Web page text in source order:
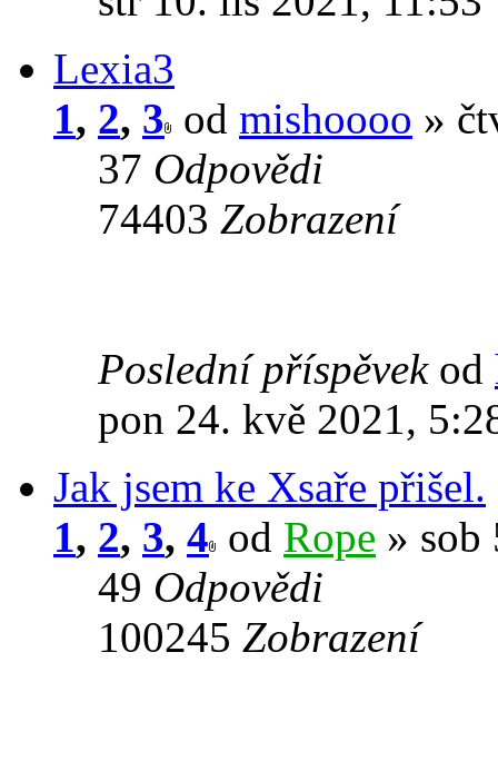
Lexia3
1, 2, 3 od mishoooo »
37 Odpovědi
74403 Zobrazení
Poslední příspěvek od
pon 24. kvě 2021,
Jak jsem ke Xsaře přišel.
1, 2, 3, 4 od Rope » sob
49 Odpovědi
100245 Zobrazení